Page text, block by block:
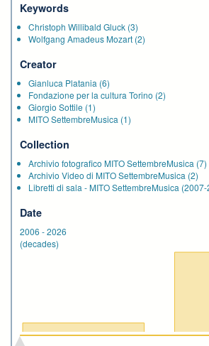
Keywords
Christoph Willibald Gluck (3)
Wolfgang Amadeus Mozart (2)
Creator
Gianluca Platania (6)
Fondazione per la cultura Torino (2)
Giorgio Sottile (1)
MITO SettembreMusica (1)
Collection
Archivio fotografico MITO SettembreMusica (7)
Archivio Video di MITO SettembreMusica (2)
Libretti di sala - MITO SettembreMusica
Date
2006 -2026
(decades)